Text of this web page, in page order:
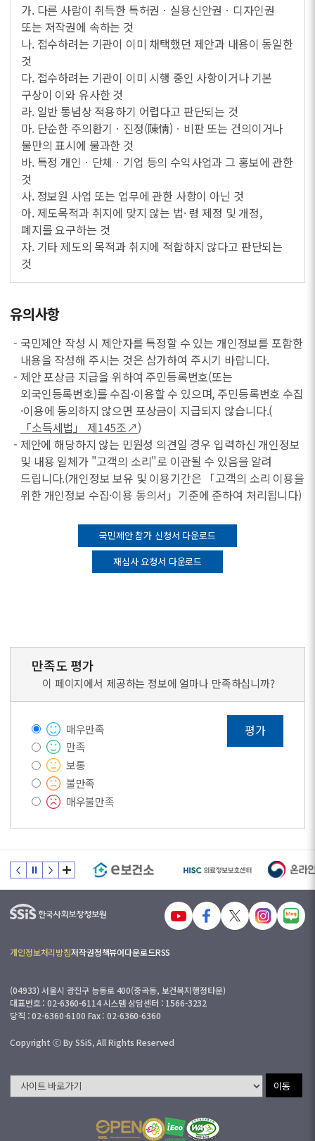
가. 다른 사람이 취득한 특허권ㆍ실용신안권ㆍ디자인권
또는 저작권에 속하는 것
나. 접수하려는 기관이 이미 채택했던 제안과 내용이 동일한
것
다. 접수하려는 기관이 이미 시행 중인 사항이거나 기본
구상이 이와 유사한 것
라. 일반 통념상 적용하기 어렵다고 판단되는 것
마. 단순한 주의환기ㆍ진정(陳情)ㆍ비판 또는 건의이거나
불만의 표시에 불과한 것
바. 특정 개인ㆍ단체ㆍ기업 등의 수익사업과 그 홍보에 관한
것
사. 정보원 사업 또는 업무에 관한 사항이 아닌 것
아. 제도목적과 취지에 맞지 않는 법· 령 제정 및 개정,
폐지를 요구하는 것
자. 기타 제도의 목적과 취지에 적합하지 않다고 판단되는
것
유의사항
- 국민제안 작성 시 제안자를 특정할 수 있는 개인정보를 포함한
내용을 작성해 주시는 것은 삼가하여 주시기 바랍니다.
- 제안 포상금 지급을 위하여 주민등록번호(또는
외국인등록번호)를 수집·이용할 수 있으며, 주민등록번호 수집
·이용에 동의하지 않으면 포상금이 지급되지 않습니다.(
「소득세법」 제145조↗)
- 제안에 해당하지 않는 민원성 의견일 경우 입력하신 개인정보
및 내용 일체가 "고객의 소리"로 이관될 수 있음을 알려
드립니다.(개인정보 보유 및 이용기간은 「고객의 소리 이용을
위한 개인정보 수집·이용 동의서」기준에 준하여 처리됩니다)
국민제안 참가 신청서 다운로드
재심사 요청서 다운로드
만족도 평가
이 페이지에서 제공하는 정보에 얼마나 만족하십니까?
매우만족
만족
보통
불만족
매우불만족
평가
개인정보처리방침저작권정책뷰어다운로드RSS
(04933) 서울시 광진구 능동로 400(중곡동, 보건복지행정타운)
대표번호 : 02-6360-6114 시스템 상담센터 : 1566-3232
당직 : 02-6360-6100 Fax : 02-6360-6360
Copyright ⓒ By SSiS, All Rights Reserved
이동